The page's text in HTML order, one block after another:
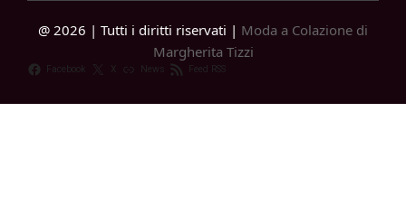
@ 2026 | Tutti i diritti riservati | Moda a Colazione di
Margherita Tizzi
Facebook X News Feed RSS